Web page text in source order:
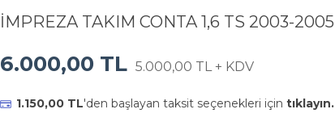
İMPREZA TAKIM CONTA 1,6 TS 2003-2005
6.000,00 TL 5.000,00 TL + KDV
1.150,00 TL'den başlayan taksit seçenekleri için tıklayın.